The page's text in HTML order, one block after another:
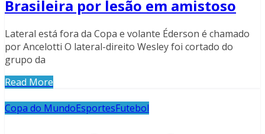
Brasileira por lesão em amistoso
Lateral está fora da Copa e volante Éderson é chamado
por Ancelotti O lateral-direito Wesley foi cortado do
grupo da
Read More
Copa do MundoEsportesFutebol